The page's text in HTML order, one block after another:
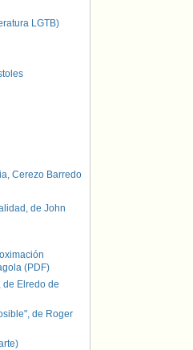
LGTB)
Cerezo Barredo
de John
(PDF)
de Elredo de
de Roger